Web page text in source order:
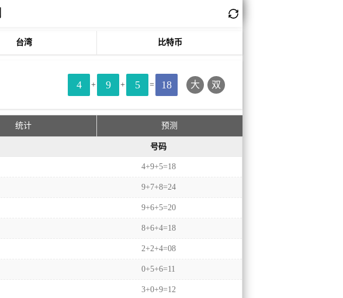
台湾 比特币
4 + 9 + 5 = 18 大 双
统计 预测
号码
4+9+5=18
9+7+8=24
9+6+5=20
8+6+4=18
2+2+4=08
0+5+6=11
3+0+9=12